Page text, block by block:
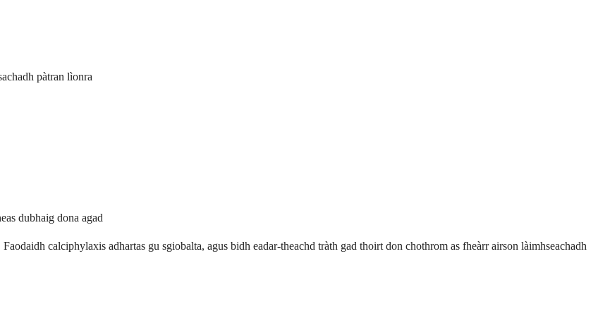
pàtran lìonra
dubhaig dona agad
calciphylaxis adhartas gu sgiobalta, agus bidh eadar-theachd tràth gad thoirt don chothrom as fheàrr airson làimhseachadh